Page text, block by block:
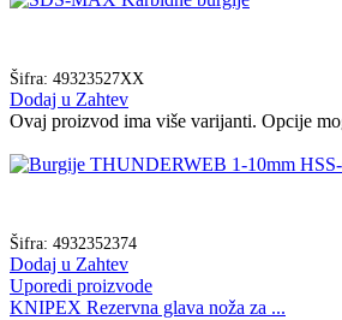
Šifra: 49323527XX
Dodaj u Zahtev
Ovaj proizvod ima više varijanti. Opcije
Šifra: 4932352374
Dodaj u Zahtev
Uporedi proizvode
KNIPEX Rezervna glava noža za ...